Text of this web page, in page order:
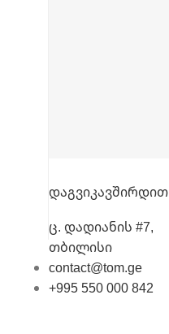
Დაგვიკავშირდით
ც. დადიანის #7,
თბილისი
contact@tom.ge
+995 550 000 842